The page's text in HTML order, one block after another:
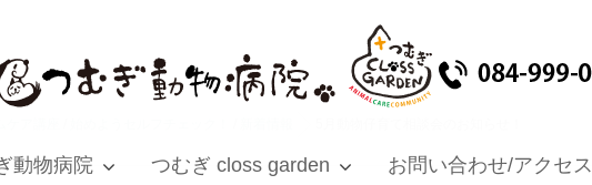
動物病院 つむぎ closs garden お問い合わせ/アクセス